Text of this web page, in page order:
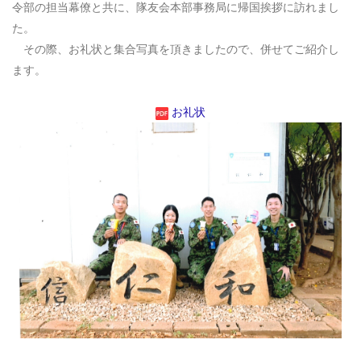
令部の担当幕僚と共に、隊友会本部事務局に帰国挨拶に訪れまし
た。
その際、お礼状と集合写真を頂きましたので、併せてご紹介し
ます。
お礼状